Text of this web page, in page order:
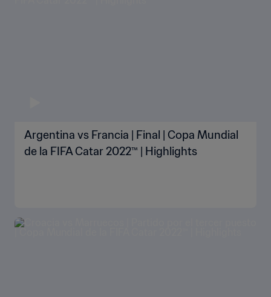
Argentina vs Francia | Final | Copa Mundial
de la FIFA Catar 2022™ | Highlights